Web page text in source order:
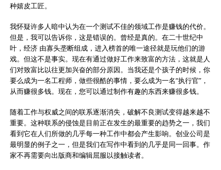
种嬉皮工匠。
我怀疑许多人暗中认为在一个测试不佳的领域工作是赚钱的代价。
但是，我可以告诉你，这是错误的。曾经是真的。在二十世纪中
叶，经济 由寡头垄断组成，进入榜首的唯一途径就是玩他们的游
戏。但这不是事实。现在有通过做好工作来致富的方法，这就是人
们对致富比以往更加兴奋的部分原因。当我还是个孩子的时候，你
要么成为一名工程师，做些很酷的事情，要么成为一名“执行官”，
从而赚很多钱。现在，您可以通过制作有趣的东西来赚很多钱。
随着工作与权威之间的联系逐渐消失，破解不良测试变得越来越不
重要。这种联系的侵蚀是目前正在发生的最重要的趋势之一，我们
看到它在人们所做的几乎每一种工作中都会产生影响。创业公司是
最明显的例子之一，但是我们在写作中看到的几乎是同一回事。作
家不再需要向出版商和编辑屈服以接触读者。